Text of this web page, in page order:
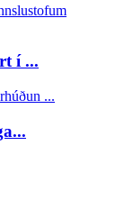
í ...